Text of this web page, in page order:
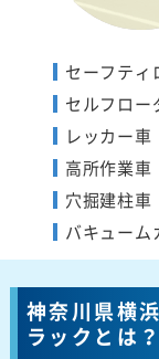
セーフティ
セルフロー
レッカー車
高所作業車
穴掘建柱車
バキューム
神奈川県横
ラックとは？